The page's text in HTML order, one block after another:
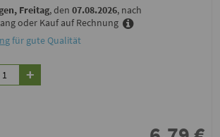
Freitag, den07.08.2026, nach
oder Kauf auf Rechnung
für gute Qualität
+